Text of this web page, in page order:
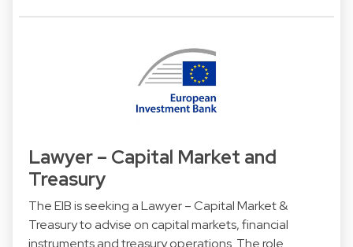
Lawyer – Capital Market and
Treasury
The EIB is seeking a Lawyer – Capital Market &
Treasury to advise on capital markets, financial
instruments and treasury operations. The role